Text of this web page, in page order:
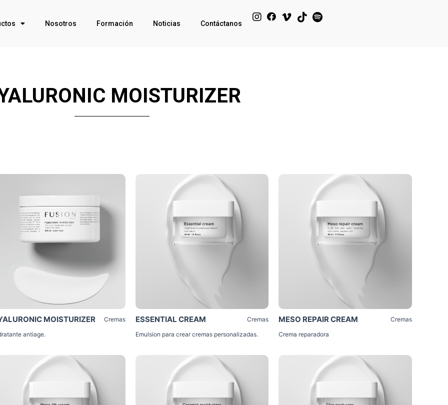
Nosotros Formación Noticias Contáctanos
MOISTURIZER
MOISTURIZER
Cremas
antiage.
Click Me
ESSENTIAL CREAM
Cremas
Emulsion para crear cremas personalizadas.
Click Me
MESO REPAIR CREAM
Cremas
Crema reparadora
Click Me Click Me Click Me